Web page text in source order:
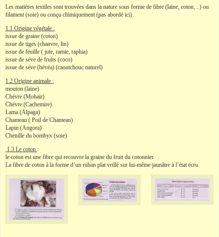
Les matières textiles sont trouvées dans la nature sous forme de fibre (laine, coton, ..) ou
filament (soie) ou conçu chimiquement (pas abordé ici).
1.1 Origine végétale :
issue de graine (coton)
issue de tiges (chanvre, lin)
issue de feuille ( jute, ramie, raphia)
issue de séve de fruits (coco)
issue de séve (hévéa) (caoutchouc naturel)
1.2 Origine animale :
mouton (laine)
Chévre (Mohair)
Chévre (Cachemire)
Lama (Alpaga)
Chameau ( Poil de Chameau)
Lapin (Angora)
Chenille du bombyx (soie)
1.3 Le coton :
le coton est une fibre qui recouvre la graine du fruit du cotonnier.
La fibre de coton à la forme d’un ruban plat vrillé sur lui-même jaunâtre à l’état écru.